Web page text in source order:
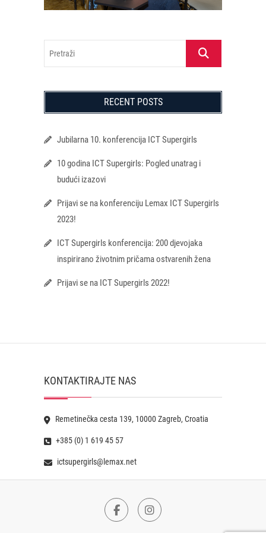
Pretraži
RECENT POSTS
Jubilarna 10. konferencija ICT Supergirls
10 godina ICT Supergirls: Pogled unatrag i
budući izazovi
Prijavi se na konferenciju Lemax ICT Supergirls
2023!
ICT Supergirls konferencija: 200 djevojaka
inspirirano životnim pričama ostvarenih žena
Prijavi se na ICT Supergirls 2022!
KONTAKTIRAJTE NAS
Remetinečka cesta 139, 10000 Zagreb, Croatia
+385 (0) 1 619 45 57
ictsupergirls@lemax.net
FacebookInstagram